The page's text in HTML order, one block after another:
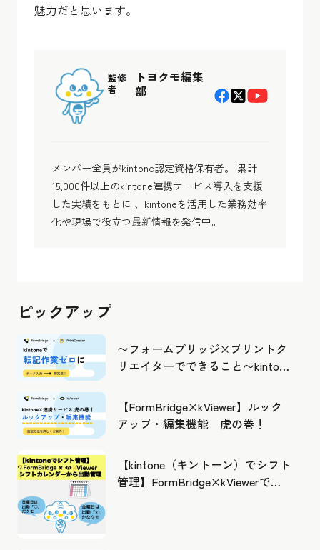
魅力だと思います。
監修
者
トヨクモ編集
部
メンバー全員がkintone認定資格保有者。 累計
15,000件以上のkintone連携サービス導入を支援
した実績をもとに 、kintoneを活用した業務効率
化や現場で役立つ最新情報を発信中。
ピックアップ
〜フォームブリッジ×プリントク
リエイターでできること〜kintone
【FormBridge×kViewer】ルック
アップ・編集機能 虎の巻！
【kintone（キントーン）でシフト
管理】FormBridge×kViewerで作